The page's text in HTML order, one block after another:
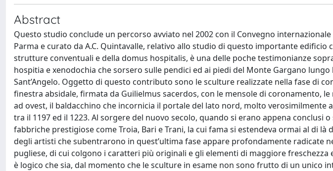
Abstract
Questo studio conclude un percorso avviato nel 2002 con il Convegno
Parma e curato da A.C. Quintavalle, relativo allo studio di questo importante edificio
strutture conventuali e della domus hospitalis, è una delle poche testimonianze
hospitia e xenodochia che sorsero sulle pendici ed ai piedi del Monte Gargano
Sant’Angelo. Oggetto di questo contributo sono le sculture realizzate nella fase di
finestra absidale, firmata da Guilielmus sacerdos, con le mensole di coronamento,
ad ovest, il baldacchino che incornicia il portale del lato nord, molto verosimilmente
tra il 1197 ed il 1223. Al sorgere del nuovo secolo, quando si erano appena conclusi
fabbriche prestigiose come Troia, Bari e Trani, la cui fama si estendeva ormai al di
degli artisti che subentrarono in quest’ultima fase appare profondamente radicate
pugliese, di cui colgono i caratteri più originali e gli elementi di maggiore freschezza
è logico che sia, dal momento che le sculture in esame non sono frutto di un unico